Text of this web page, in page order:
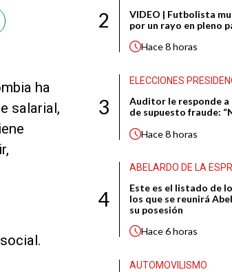
ha
salarial,
2
VIDEO | Futbolista
por un rayo en pleno
Hace8 horas
3
ELECCIONES
Auditor le responde
de supuesto fraude:
Hace8 horas
4
ABELARDO DE LA
Este es el listado de
los que se reunirá
su posesión
Hace6 horas
AUTOMOVILISMO